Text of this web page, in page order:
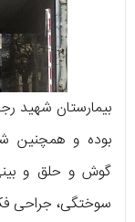
بوده و همچنین
گوش و حلق و
سوختگی، جراحی